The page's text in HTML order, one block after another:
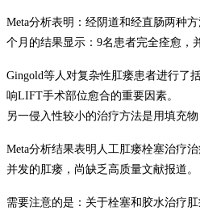
Meta分析表明：经阴道和经直肠两种
个月的结果显示： 9名患者完全痊愈，
Gingold等人对复杂性肛瘘患者进行了
响LIFT手术部位愈合的重要因素。
另一侵入性较小的治疗方法是用填充
Meta分析结果表明人工肛瘘栓塞治疗治
并发的肛瘘，尚缺乏高质量文献报道。
需要注意的是：关于栓塞和胶水治疗